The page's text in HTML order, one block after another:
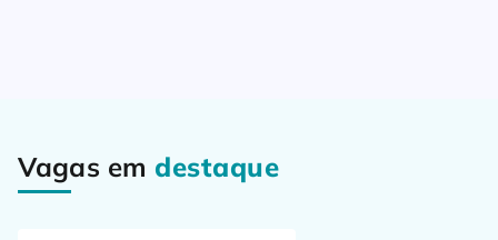
Vagas em destaque